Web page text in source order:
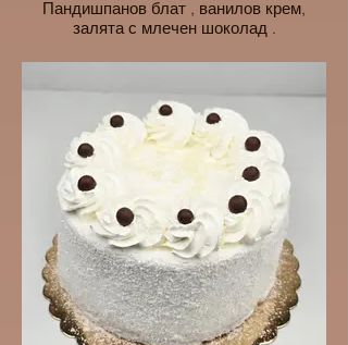
Пандишпанов блат , ванилов крем,
залята с млечен шоколад .
16 ПОРЦИИ - 28euro